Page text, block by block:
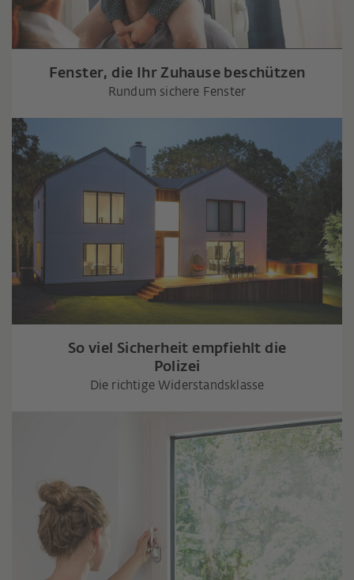
Fenster, die Ihr Zuhause beschützen
Rundum sichere Fenster
So viel Sicherheit empfiehlt die
Polizei
Die richtige Widerstandsklasse